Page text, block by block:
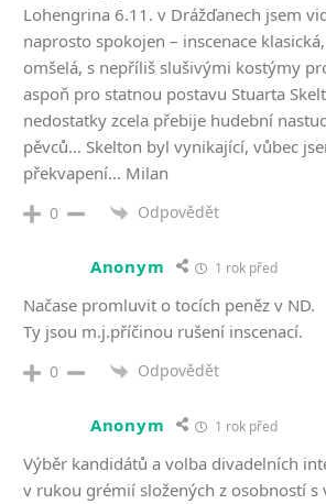
Lohengrina 6.11. v Drážďanech jsem
naprosto spokojen – inscenace
omšelá, s nepříliš slušivými kostýmy
aspoň pro statnou postavu Stuarta
nedostatky zcela přebije hudební
pěvců… Skelton byl vynikající, vůbec
překvapení… Milan
0 Odpovědět
Anonym 1 rok před
Načase promluvit o tocích peněz v ND.
Ty jsou m.j.příčinou rušení inscenací.
0 Odpovědět
Anonym 1 rok před
Výběr kandidátů a volba divadelních
v rukou grémií složených z osobností s